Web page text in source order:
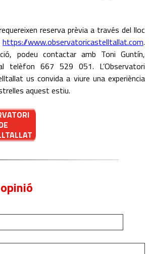
reserva prèvia a través del lloc
https://www.observatoricastelltallat.com.
podeu contactar amb Toni Guntín,
telèfon 667 529 051. L’Observatori
us convida a viure una experiència
aquest estiu.